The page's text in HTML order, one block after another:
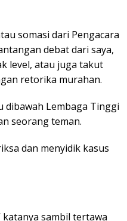
somasi dari Pengacara
debat dari saya,
level, atau juga takut
retorika murahan.
dibawah Lembaga Tinggi
seorang teman.
dan menyidik kasus
katanya sambil tertawa